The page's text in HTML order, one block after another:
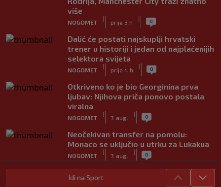
više
NOGOMET
|
prije 3 h
| 0
Dalić će postati najskuplji hrvatski
trener u historiji i jedan od najplaćenijih
selektora svijeta
NOGOMET
|
prije 4 h
| 0
Otkriveno ko je bio Georginina prva
ljubav: Njihova priča ponovo postala
viralna
NOGOMET
|
7. aug.
| 0
Neočekivan transfer na pomolu:
Monaco se uključio u utrku za Lukakua
NOGOMET
|
7. aug.
| 0
Počela nova sezona: Željezničar na
Grbavici savladao BSK
Idi na Sport